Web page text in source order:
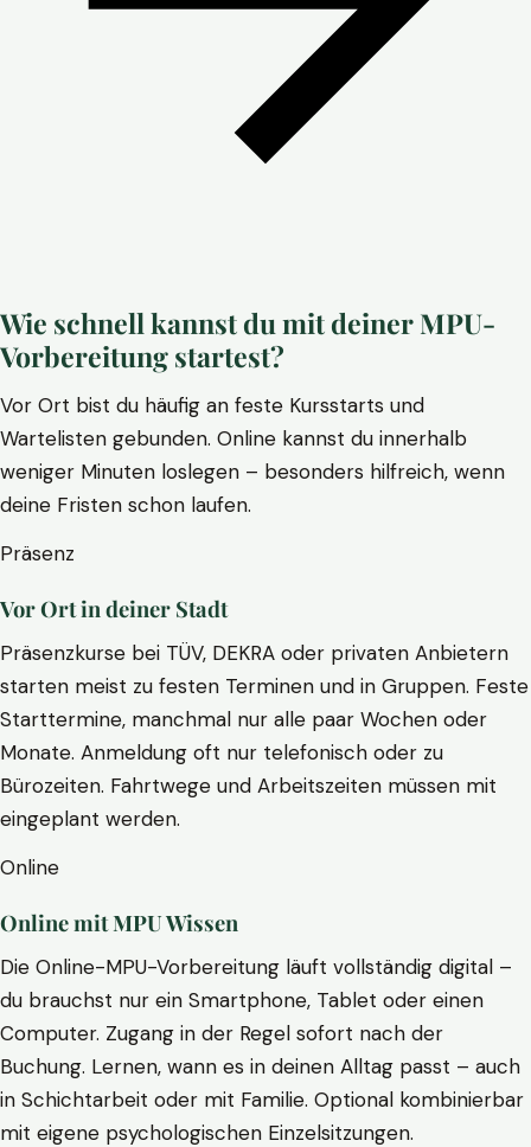
Wie schnell kannst du mit deiner MPU-
Vorbereitung startest?
Vor Ort bist du häufig an feste Kursstarts und
Wartelisten gebunden. Online kannst du innerhalb
weniger Minuten loslegen – besonders hilfreich, wenn
deine Fristen schon laufen.
Präsenz
Vor Ort in deiner Stadt
Präsenzkurse bei TÜV, DEKRA oder privaten Anbietern
starten meist zu festen Terminen und in Gruppen. Feste
Starttermine, manchmal nur alle paar Wochen oder
Monate. Anmeldung oft nur telefonisch oder zu
Bürozeiten. Fahrtwege und Arbeitszeiten müssen mit
eingeplant werden.
Online
Online mit MPU Wissen
Die Online-MPU-Vorbereitung läuft vollständig digital –
du brauchst nur ein Smartphone, Tablet oder einen
Computer. Zugang in der Regel sofort nach der
Buchung. Lernen, wann es in deinen Alltag passt – auch
in Schichtarbeit oder mit Familie. Optional kombinierbar
mit eigene psychologischen Einzelsitzungen.